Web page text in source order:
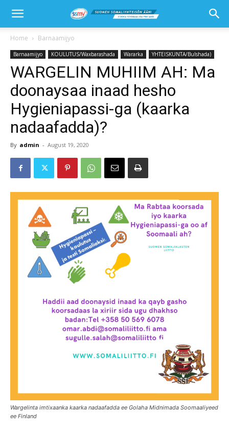
Home Barnaamijyo
Barnaamijyo KOULUTUS/Waxbarashada Wararka YHTEISKUNTA/Bulshada)
WARGELIN MUHIIM AH: Ma
doonaysaa inaad hesho
Hygieniapassi-ga (kaarka
nadaafadda)?
By admin - August 19, 2020
Wargelinta imtixaanka kaarka nadaafadda ee Golaha Midnimada Soomaaliyeed
ee Finland